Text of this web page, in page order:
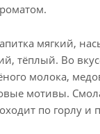
мягкий,
тёплый. Во
молока,
мотивы.
по горлу и